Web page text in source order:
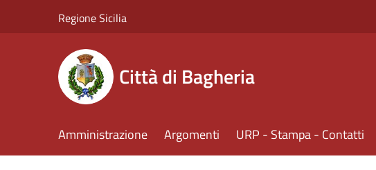
Regione Sicilia
Città di Bagheria
Amministrazione Argomenti URP - Stampa - Contatti